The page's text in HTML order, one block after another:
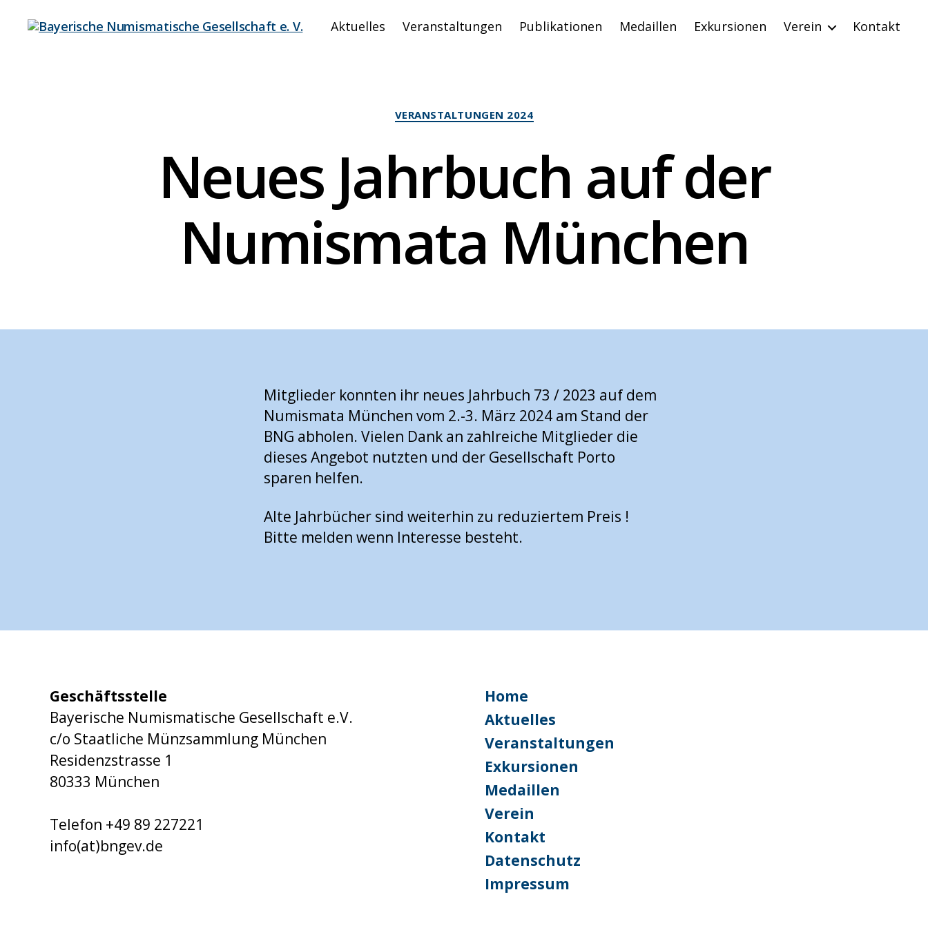
Aktuelles Veranstaltungen Publikationen Medaillen Exkursionen Verein Kontakt
Kategorien
VERANSTALTUNGEN 2024
Neues Jahrbuch auf der
Numismata München
Mitglieder konnten ihr neues Jahrbuch 73 / 2023 auf dem
Numismata München vom 2.-3. März 2024 am Stand der
BNG abholen. Vielen Dank an zahlreiche Mitglieder die
dieses Angebot nutzten und der Gesellschaft Porto
sparen helfen.
Alte Jahrbücher sind weiterhin zu reduziertem Preis !
Bitte melden wenn Interesse besteht.
Geschäftsstelle
Bayerische Numismatische Gesellschaft e.V.
c/o Staatliche Münzsammlung München
Residenzstrasse 1
80333 München
Telefon +49 89 227221
info(at)bngev.de
Home
Aktuelles
Veranstaltungen
Exkursionen
Medaillen
Verein
Kontakt
Datenschutz
Impressum